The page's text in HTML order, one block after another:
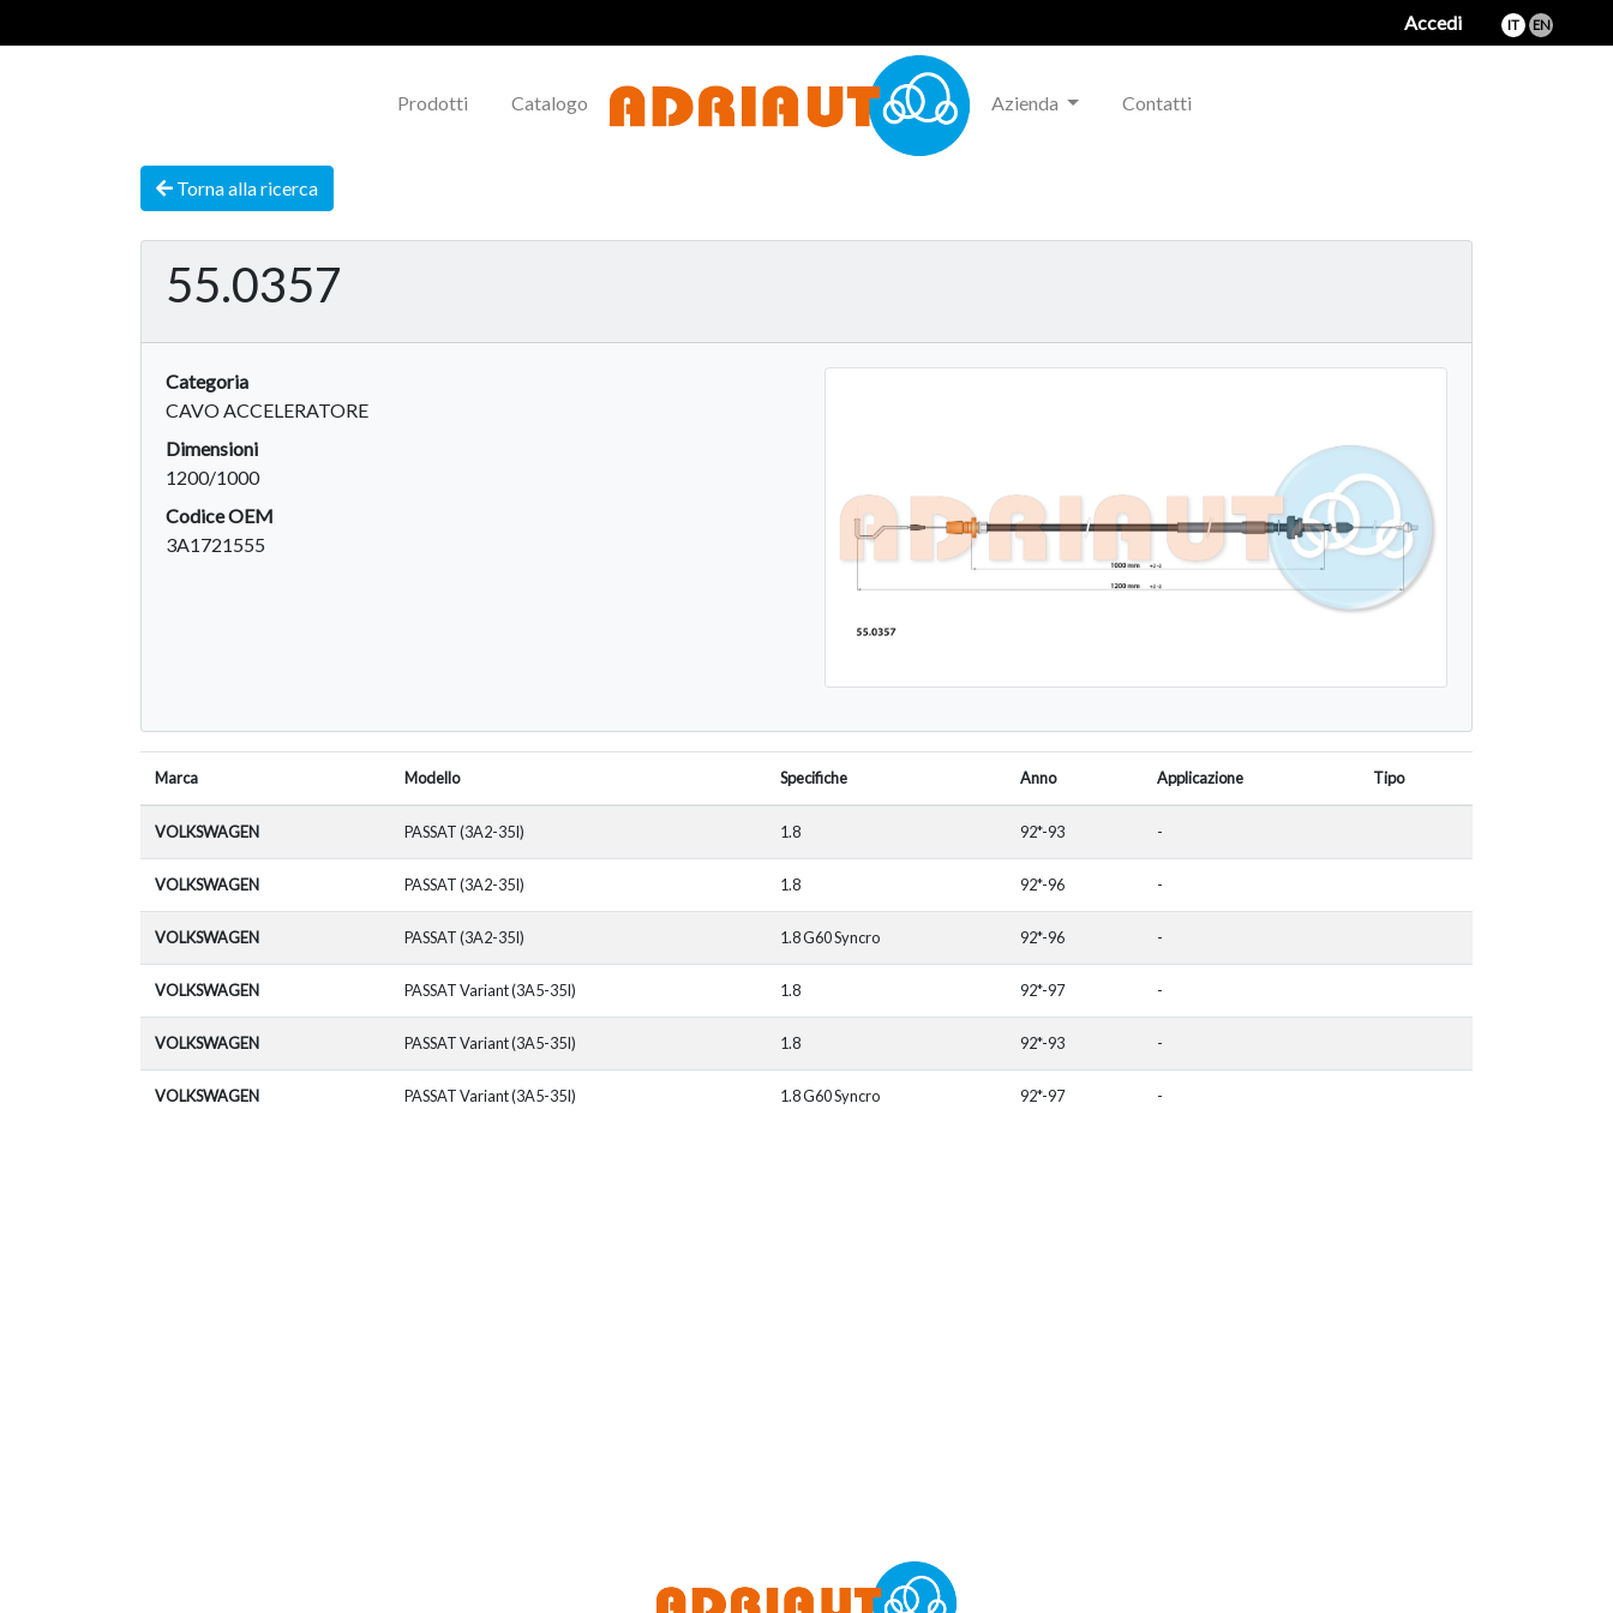
Accedi IT EN
Prodotti Catalogo Azienda Contatti
Torna alla ricerca
55.0357
Categoria
CAVO ACCELERATORE
Dimensioni
1200/1000
Codice OEM
3A1721555
Marca Modello Specifiche Anno Applicazione Tipo
VOLKSWAGEN PASSAT (3A2-35I) 1.8 92*-93 -
VOLKSWAGEN PASSAT (3A2-35I) 1.8 92*-96 -
VOLKSWAGEN PASSAT (3A2-35I) 1.8 G60 Syncro 92*-96 -
VOLKSWAGEN PASSAT Variant (3A5-35I) 1.8 92*-97 -
VOLKSWAGEN PASSAT Variant (3A5-35I) 1.8 92*-93 -
VOLKSWAGEN PASSAT Variant (3A5-35I) 1.8 G60 Syncro 92*-97 -